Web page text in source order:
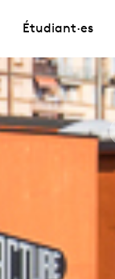
Étudiant·es